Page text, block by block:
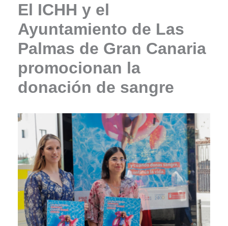
El ICHH y el
Ayuntamiento de Las
Palmas de Gran Canaria
promocionan la
donación de sangre